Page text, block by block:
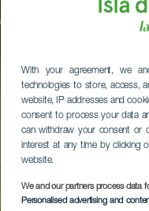
With your agreement, we
technologies to store, access,
website, IP addresses and
consent to process your data
can withdraw your consent or
interest at any time by clicking
website.
We and our partners process data
Personalised advertising and